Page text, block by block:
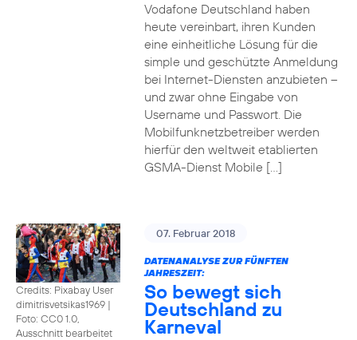
Vodafone Deutschland haben
heute vereinbart, ihren Kunden
eine einheitliche Lösung für die
simple und geschützte Anmeldung
bei Internet-Diensten anzubieten –
und zwar ohne Eingabe von
Username und Passwort. Die
Mobilfunknetzbetreiber werden
hierfür den weltweit etablierten
GSMA-Dienst Mobile […]
Credits: Pixabay User
dimitrisvetsikas1969 |
Foto: CC0 1.0,
Ausschnitt bearbeitet
07. Februar 2018
DATENANALYSE ZUR FÜNFTEN
JAHRESZEIT:
So bewegt sich
Deutschland zu
Karneval